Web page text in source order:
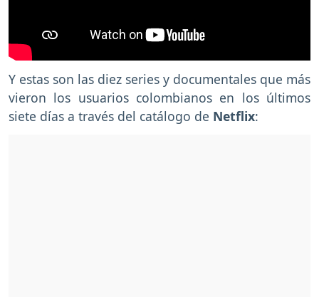
Y estas son las diez series y documentales que más
vieron los usuarios colombianos en los últimos
siete días a través del catálogo de Netflix: